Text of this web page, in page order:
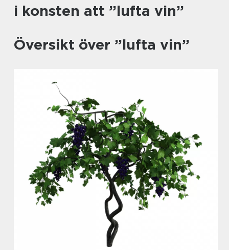
i konsten att ”lufta vin”
Översikt över ”lufta vin”